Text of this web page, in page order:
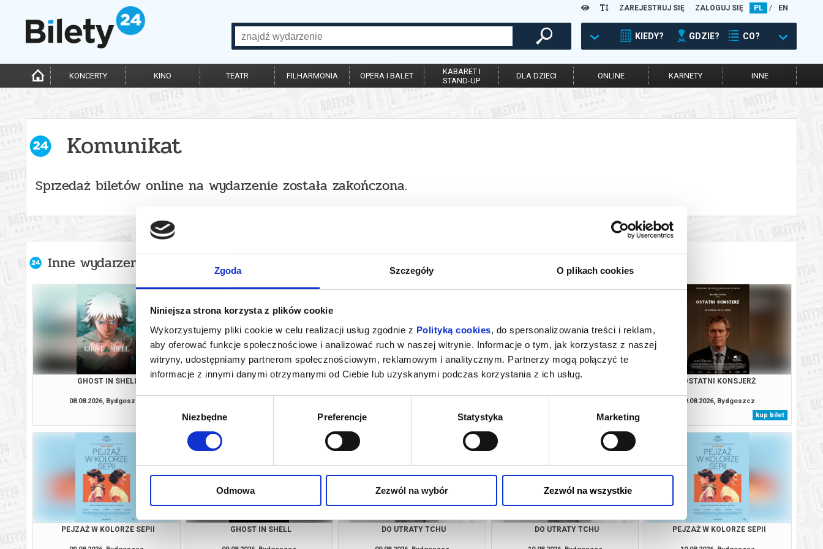
Zgoda Szczegóły O plikach cookies
Niniejsza strona korzysta z plików cookie
Wykorzystujemy pliki cookie w celu realizacji usług zgodnie z Polityką cookies, do spersonalizowania treści i reklam,
aby oferować funkcje społecznościowe i analizować ruch w naszej witrynie. Informacje o tym, jak korzystasz z naszej
witryny, udostępniamy partnerom społecznościowym, reklamowym i analitycznym. Partnerzy mogą połączyć te
informacje z innymi danymi otrzymanymi od Ciebie lub uzyskanymi podczas korzystania z ich usług.
Niezbędne Preferencje Statystyka Marketing
Odmowa Zezwól na wybór Zezwól na wszystkie
ZAREJESTRUJ SIĘ ZALOGUJ SIĘ PL / EN
KIEDY? GDZIE? CO?
KONCERTY KINO TEATR FILHARMONIA OPERA I BALET
KABARET I
STAND-UP
DLA DZIECI ONLINE KARNETY INNE
Komunikat
Sprzedaż biletów online na wydarzenie została zakończona.
Inne wydarzenia organizatora
GHOST IN SHELL
08.08.2026, Bydgoszcz
DO UTRATY TCHU
kup bilet
OSTATNI KONSJERŻ
kup bilet
PEJZAŻ W KOLORZE SEPII
kup bilet
OSTATNI KONSJERŻ
09.08.2026, Bydgoszcz
kup bilet
PEJZAŻ W KOLORZE SEPII GHOST IN SHELL DO UTRATY TCHU DO UTRATY TCHU PEJZAŻ W KOLORZE SEPII